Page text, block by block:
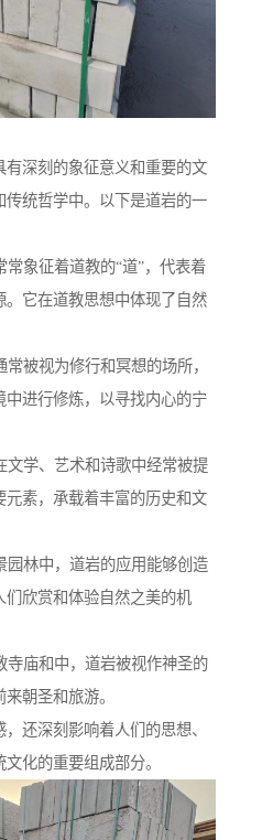
深刻的象征意义和重要的文
统哲学中。以下是道岩的一
象征着道教的“道”，代表着
。它在道教思想中体现了自然
被视为修行和冥想的场所，
进行修炼，以寻找内心的宁
学、艺术和诗歌中经常被提
元素，承载着丰富的历史和文
林中，道岩的应用能够创造
们欣赏和体验自然之美的机
庙和中，道岩被视作神圣的
朝圣和旅游。
还深刻影响着人们的思想、
化的重要组成部分。